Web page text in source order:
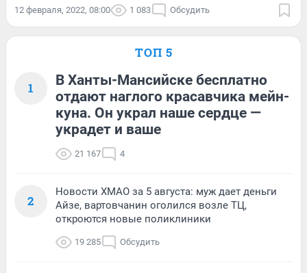
12 февраля, 2022, 08:00 1 083 Обсудить
ТОП 5
1
В Ханты-Мансийске бесплатно
отдают наглого красавчика мейн-
куна. Он украл наше сердце —
украдет и ваше
21 167 4
2
Новости ХМАО за 5 августа: муж дает деньги
Айзе, вартовчанин оголился возле ТЦ,
откроются новые поликлиники
19 285 Обсудить